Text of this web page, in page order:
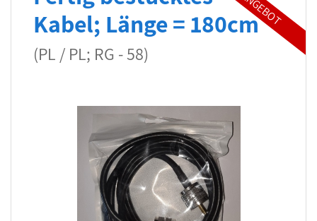
Kabel; Länge = 180cm
(PL / PL; RG - 58)